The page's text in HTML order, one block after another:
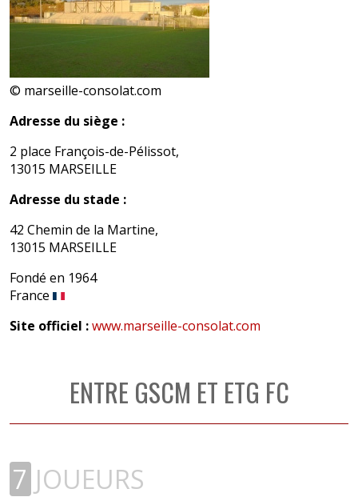
© marseille-consolat.com
Adresse du siège :
2 place François-de-Pélissot,
13015 MARSEILLE
Adresse du stade :
42 Chemin de la Martine,
13015 MARSEILLE
Fondé en 1964
France
Site officiel :www.marseille-consolat.com
ENTRE GSCM ET ETG FC
7 JOUEURS